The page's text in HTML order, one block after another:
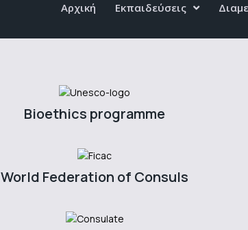
Αρχική Εκπαιδεύσεις
Bioethics programme
World Federation of Consuls